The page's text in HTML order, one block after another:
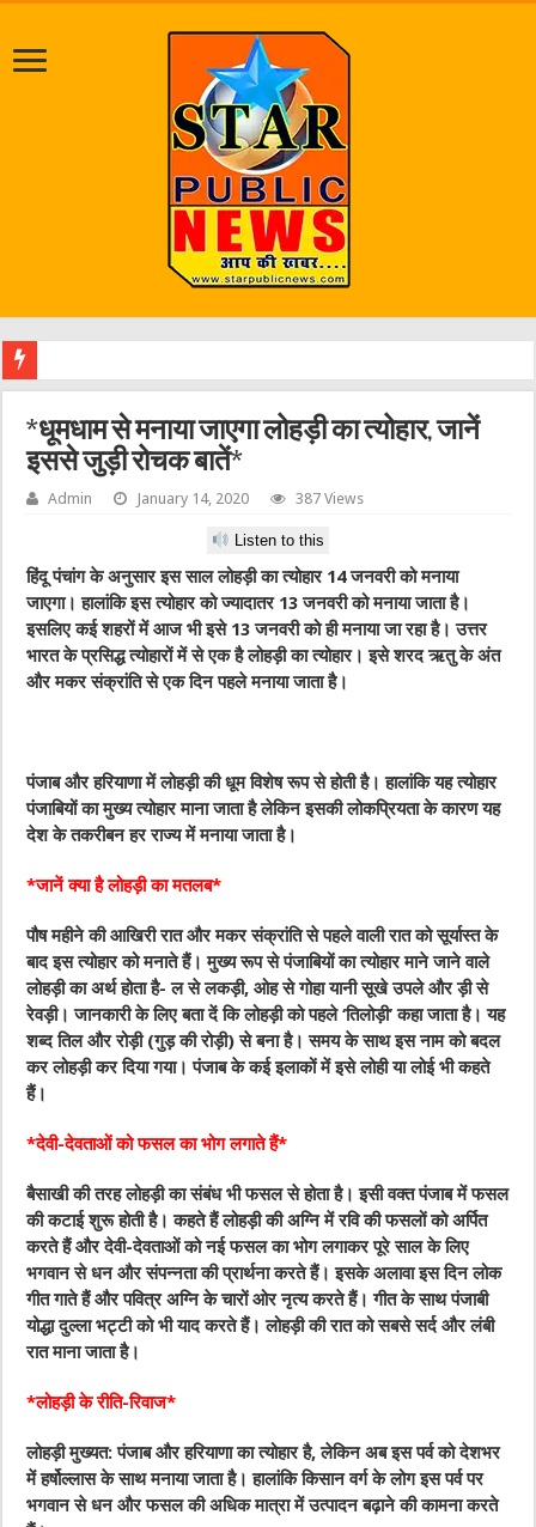
*धूमधाम से मनाया जाएगा लोहड़ी का त्योहार, जानें
इससे जुड़ी रोचक बातें*
Admin January 14, 2020 387 Views
Listen to this
हिंदू पंचांग के अनुसार इस साल लोहड़ी का त्योहार 14 जनवरी को मनाया
जाएगा। हालांकि इस त्योहार को ज्यादातर 13 जनवरी को मनाया जाता है।
इसलिए कई शहरों में आज भी इसे 13 जनवरी को ही मनाया जा रहा है। उत्तर
भारत के प्रसिद्ध त्योहारों में से एक है लोहड़ी का त्योहार। इसे शरद ऋतु के अंत
और मकर संक्रांति से एक दिन पहले मनाया जाता है।
पंजाब और हरियाणा में लोहड़ी की धूम विशेष रूप से होती है। हालांकि यह त्योहार
पंजाबियों का मुख्य त्योहार माना जाता है लेकिन इसकी लोकप्रियता के कारण यह
देश के तकरीबन हर राज्य में मनाया जाता है।
*जानें क्या है लोहड़ी का मतलब*
पौष महीने की आखिरी रात और मकर संक्रांति से पहले वाली रात को सूर्यास्त के
बाद इस त्योहार को मनाते हैं। मुख्य रूप से पंजाबियों का त्योहार माने जाने वाले
लोहड़ी का अर्थ होता है- ल से लकड़ी, ओह से गोहा यानी सूखे उपले और ड़ी से
रेवड़ी। जानकारी के लिए बता दें कि लोहड़ी को पहले ‘तिलोड़ी’ कहा जाता है। यह
शब्द तिल और रोड़ी (गुड़ की रोड़ी) से बना है। समय के साथ इस नाम को बदल
कर लोहड़ी कर दिया गया। पंजाब के कई इलाकों में इसे लोही या लोई भी कहते
हैं।
*देवी-देवताओं को फसल का भोग लगाते हैं*
बैसाखी की तरह लोहड़ी का संबंध भी फसल से होता है। इसी वक्त पंजाब में फसल
की कटाई शुरू होती है। कहते हैं लोहड़ी की अग्नि में रवि की फसलों को अर्पित
करते हैं और देवी-देवताओं को नई फसल का भोग लगाकर पूरे साल के लिए
भगवान से धन और संपन्नता की प्रार्थना करते हैं। इसके अलावा इस दिन लोक
गीत गाते हैं और पवित्र अग्नि के चारों ओर नृत्य करते हैं। गीत के साथ पंजाबी
योद्धा दुल्ला भट्टी को भी याद करते हैं। लोहड़ी की रात को सबसे सर्द और लंबी
रात माना जाता है।
*लोहड़ी के रीति-रिवाज*
लोहड़ी मुख्यत: पंजाब और हरियाणा का त्योहार है, लेकिन अब इस पर्व को देशभर
में हर्षोल्लास के साथ मनाया जाता है। हालांकि किसान वर्ग के लोग इस पर्व पर
भगवान से धन और फसल की अधिक मात्रा में उत्पादन बढ़ाने की कामना करते